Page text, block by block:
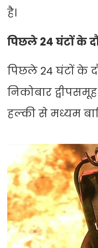
है।
पिछले 24 घंटों के
पिछले 24 घंटों के
निकोबार
हल्की से मध्यम